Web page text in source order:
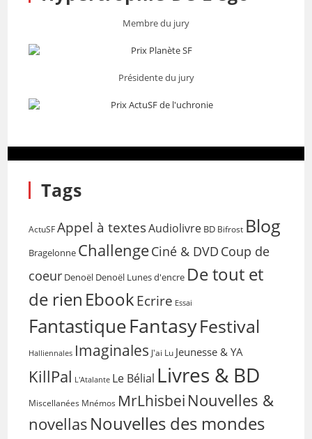
Membre du jury
Présidente du jury
Tags
ActuSF Appel à textesAudiolivre BD Bifrost Blog
Bragelonne ChallengeCiné & DVD Coup de
coeur Denoël Denoël Lunes d'encre De tout et
de rien EbookEcrire Essai
FantastiqueFantasyFestival
Halliennales Imaginales J'ai Lu Jeunesse & YA
KillPal L'Atalante Le Bélial Livres & BD
Miscellanées Mnémos MrLhisbei Nouvelles &
novellas Nouvelles des mondes